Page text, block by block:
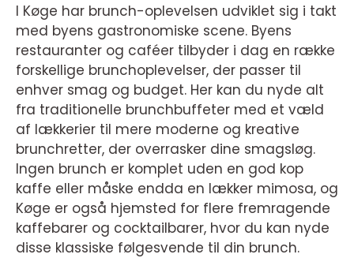
I Køge har brunch-oplevelsen udviklet sig i takt
med byens gastronomiske scene. Byens
restauranter og caféer tilbyder i dag en række
forskellige brunchoplevelser, der passer til
enhver smag og budget. Her kan du nyde alt
fra traditionelle brunchbuffeter med et væld
af lækkerier til mere moderne og kreative
brunchretter, der overrasker dine smagsløg.
Ingen brunch er komplet uden en god kop
kaffe eller måske endda en lækker mimosa, og
Køge er også hjemsted for flere fremragende
kaffebarer og cocktailbarer, hvor du kan nyde
disse klassiske følgesvende til din brunch.